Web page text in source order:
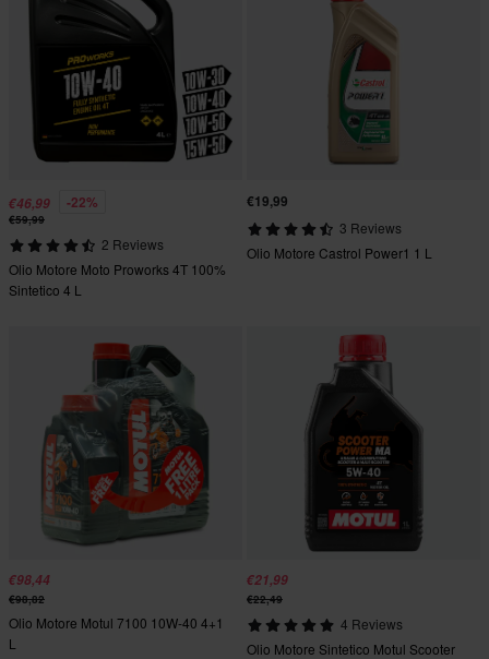
€46,99 -22%
€59,99
2 Reviews
Olio Motore Moto Proworks 4T 100%
Sintetico 4 L
€19,99
3 Reviews
Olio Motore Castrol Power1 1 L
€98,44
€98,82
Olio Motore Motul 7100 10W-40 4+1
L
€21,99
€22,49
4 Reviews
Olio Motore Sintetico Motul Scooter